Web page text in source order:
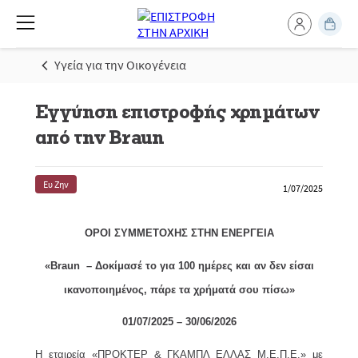
Υγεία για την Οικογένεια
Εγγύηση επιστροφής χρημάτων
από την Braun
Ευ Ζην 1/07/2025
ΟΡΟΙ ΣΥΜΜΕΤΟΧΗΣ ΣΤΗΝ ΕΝΕΡΓΕΙΑ
«Braun – Δοκίμασέ το για 100 ημέρες και αν δεν είσαι
ικανοποιημένος, πάρε τα χρήματά σου πίσω»
01/07/2025 – 30/06/2026
Η εταιρεία «ΠΡΟΚΤΕΡ & ΓΚΑΜΠΛ ΕΛΛΑΣ M.Ε.Π.Ε.» με